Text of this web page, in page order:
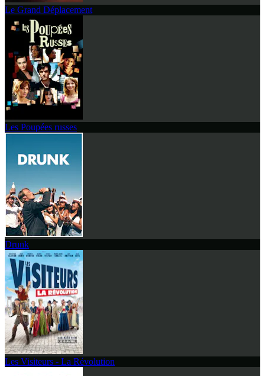
Le Grand Déplacement
Les Poupées russes
Drunk
Les Visiteurs - La Révolution